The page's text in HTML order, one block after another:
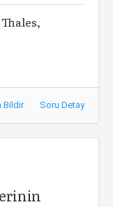
Bildir Soru Detay